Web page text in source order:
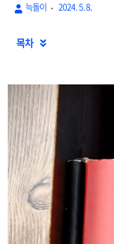
늑돌이 2024. 5. 8.
목차 